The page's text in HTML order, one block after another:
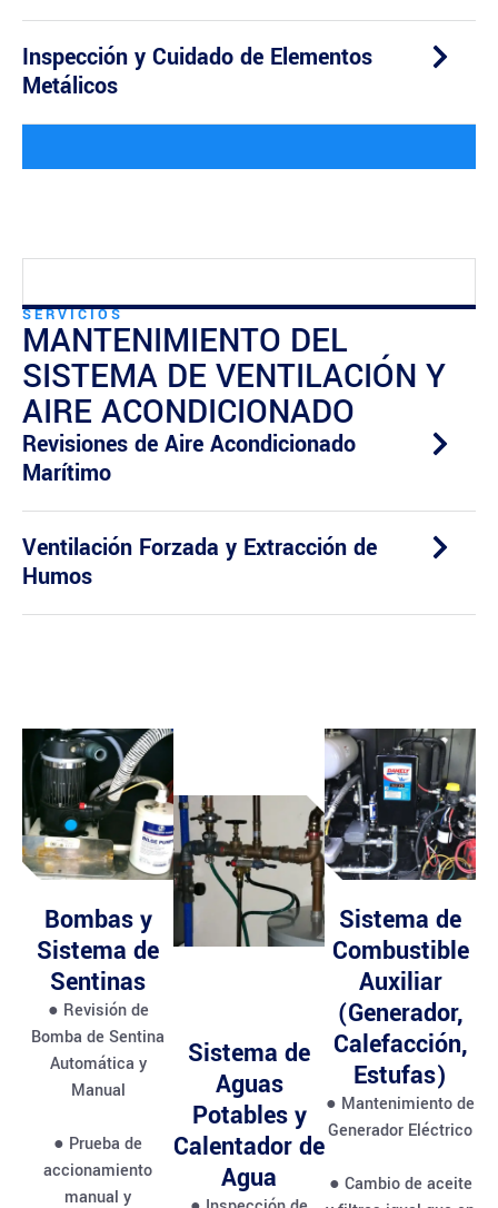
Inspección y Cuidado de Elementos
Metálicos
SERVICIOS
MANTENIMIENTO DEL
SISTEMA DE VENTILACIÓN Y
AIRE ACONDICIONADO
Revisiones de Aire Acondicionado
Marítimo
Ventilación Forzada y Extracción de
Humos
Bombas y
Sistema de
Sentinas
● Revisión de
Bomba de Sentina
Automática y
Manual
● Prueba de
accionamiento
manual y
Sistema de
Aguas
Potables y
Calentador de
Agua
Sistema de
Combustible
Auxiliar
(Generador,
Calefacción,
Estufas)
● Mantenimiento de
Generador Eléctrico
● Cambio de aceite